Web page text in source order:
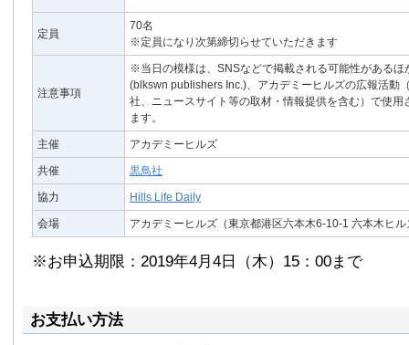
定員
70名
※定員になり次第締切らせていただきます
注意事項
※当日の模様は、SNSなどで掲載される可能性があるほ
(blkswn publishers Inc.)、アカデミーヒルズの広報活動
社、ニュースサイト等の取材・情報提供を含む）で使用
ます。
主催 アカデミーヒルズ
共催 黒鳥社
協力 Hills Life Daily
会場 アカデミーヒルズ（東京都港区六本木6-10-1 六本木ヒ
※お申込期限：2019年4月4日（木）15：00まで
お支払い方法